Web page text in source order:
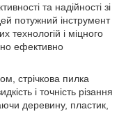
та надійності зі
потужний інструмент
технологій і міцного
ефективно
стрічкова пилка
і точність різання
деревину, пластик,